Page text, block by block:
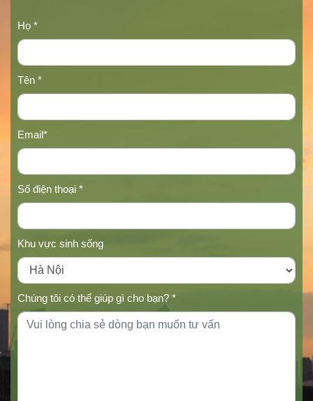
Họ *
Tên *
Email*
Số điện thoại *
Khu vực sinh sống
Chúng tôi có thể giúp gì cho bạn? *